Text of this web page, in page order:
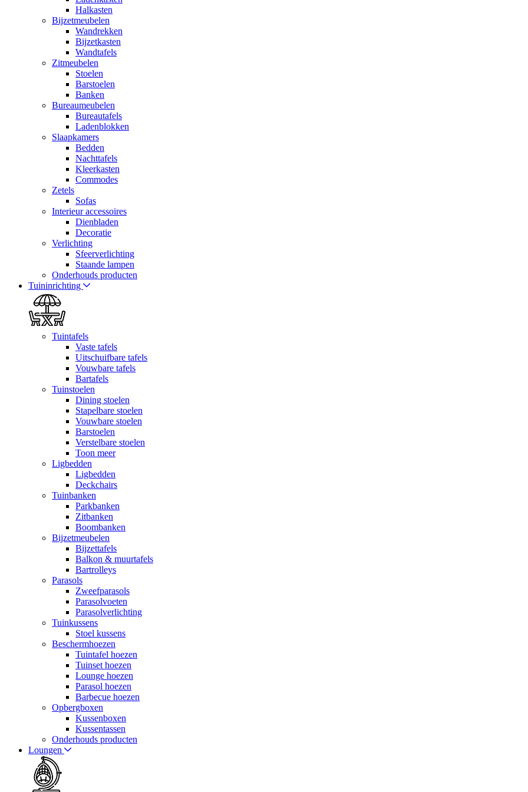
Halkasten
Bijzetmeubelen
Wandrekken
Bijzetkasten
Wandtafels
Zitmeubelen
Stoelen
Barstoelen
Banken
Bureaumeubelen
Bureautafels
Ladenblokken
Slaapkamers
Bedden
Nachttafels
Kleerkasten
Commodes
Zetels
Sofas
Interieur accessoires
Dienbladen
Decoratie
Verlichting
Sfeerverlichting
Staande lampen
Onderhouds producten
Tuininrichting
Tuintafels
Vaste tafels
Uitschuifbare tafels
Vouwbare tafels
Bartafels
Tuinstoelen
Dining stoelen
Stapelbare stoelen
Vouwbare stoelen
Barstoelen
Verstelbare stoelen
Toon meer
Ligbedden
Ligbedden
Deckchairs
Tuinbanken
Parkbanken
Zitbanken
Boombanken
Bijzetmeubelen
Bijzettafels
Balkon & muurtafels
Bartrolleys
Parasols
Zweefparasols
Parasolvoeten
Parasolverlichting
Tuinkussens
Stoel kussens
Beschermhoezen
Tuintafel hoezen
Tuinset hoezen
Lounge hoezen
Parasol hoezen
Barbecue hoezen
Opbergboxen
Kussenboxen
Kussentassen
Onderhouds producten
Loungen